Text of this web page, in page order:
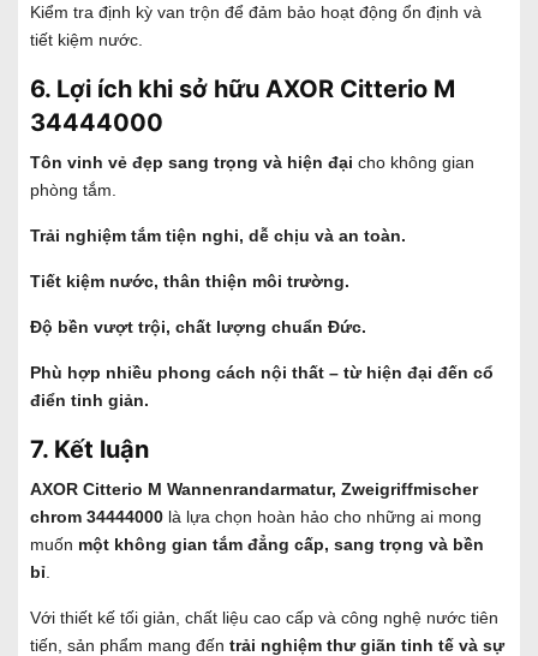
Kiểm tra định kỳ van trộn để đảm bảo hoạt động ổn định và
tiết kiệm nước.
6. Lợi ích khi sở hữu AXOR Citterio M
34444000
Tôn vinh vẻ đẹp sang trọng và hiện đại cho không gian
phòng tắm.
Trải nghiệm tắm tiện nghi, dễ chịu và an toàn.
Tiết kiệm nước, thân thiện môi trường.
Độ bền vượt trội, chất lượng chuẩn Đức.
Phù hợp nhiều phong cách nội thất – từ hiện đại đến cổ
điển tinh giản.
7. Kết luận
AXOR Citterio M Wannenrandarmatur, Zweigriffmischer
chrom 34444000 là lựa chọn hoàn hảo cho những ai mong
muốn một không gian tắm đẳng cấp, sang trọng và bền
bỉ
Với thiết kế tối giản, chất liệu cao cấp và công nghệ nước tiên
tiến, sản phẩm mang đến trải nghiệm thư giãn tinh tế và sự